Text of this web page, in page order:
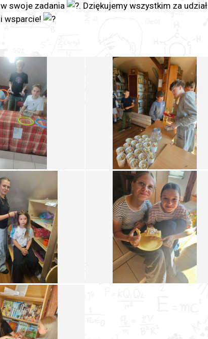
w swoje zadania
. Dziękujemy wszystkim za udział
i wsparcie!